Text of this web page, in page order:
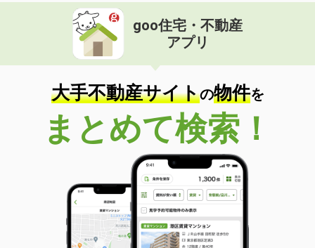
goo住宅・不動産
アプリ
大手不動産サイトの物件を
まとめて検索！